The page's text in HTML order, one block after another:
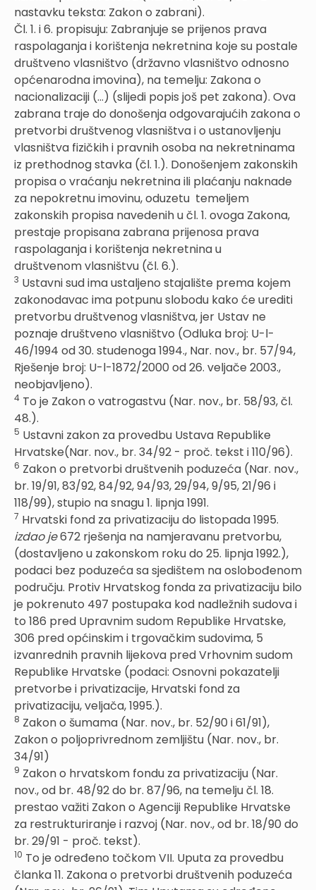
nastavku teksta: Zakon o zabrani).
Čl. 1. i 6. propisuju: Zabranjuje se prijenos prava
raspolaganja i korištenja nekretnina koje su postale
društveno vlasništvo (državno vlasništvo odnosno
općenarodna imovina), na temelju: Zakona o
nacionalizaciji (...) (slijedi popis još pet zakona). Ova
zabrana traje do donošenja odgovarajućih zakona o
pretvorbi društvenog vlasništva i o ustanovljenju
vlasništva fizičkih i pravnih osoba na nekretninama
iz prethodnog stavka (čl. 1.). Donošenjem zakonskih
propisa o vraćanju nekretnina ili plaćanju naknade
za nepokretnu imovinu, oduzetu temeljem
zakonskih propisa navedenih u čl. 1. ovoga Zakona,
prestaje propisana zabrana prijenosa prava
raspolaganja i korištenja nekretnina u
društvenom vlasništvu (čl. 6.).
3 Ustavni sud ima ustaljeno stajalište prema kojem
zakonodavac ima potpunu slobodu kako će urediti
pretvorbu društvenog vlasništva, jer Ustav ne
poznaje društveno vlasništvo (Odluka broj: U-l-
46/1994 od 30. studenoga 1994., Nar. nov., br. 57/94,
Rješenje broj: U-l-1872/2000 od 26. veljače 2003.,
neobjavljeno).
4 To je Zakon o vatrogastvu (Nar. nov., br. 58/93, čl.
48.).
5 Ustavni zakon za provedbu Ustava Republike
Hrvatske(Nar. nov., br. 34/92 - proč. tekst i 110/96).
6 Zakon o pretvorbi društvenih poduzeća (Nar. nov.,
br. 19/91, 83/92, 84/92, 94/93, 29/94, 9/95, 21/96 i
118/99), stupio na snagu 1. lipnja 1991.
7 Hrvatski fond za privatizaciju do listopada 1995.
izdao je672 rješenja na namjeravanu pretvorbu,
(dostavljeno u zakonskom roku do 25. lipnja 1992.),
podaci bez poduzeća sa sjedištem na oslobođenom
području. Protiv Hrvatskog fonda za privatizaciju bilo
je pokrenuto 497 postupaka kod nadležnih sudova i
to 186 pred Upravnim sudom Republike Hrvatske,
306 pred općinskim i trgovačkim sudovima, 5
izvanrednih pravnih lijekova pred Vrhovnim sudom
Republike Hrvatske (podaci: Osnovni pokazatelji
pretvorbe i privatizacije, Hrvatski fond za
privatizaciju, veljača, 1995.).
8 Zakon o šumama (Nar. nov., br. 52/90 i 61/91),
Zakon o poljoprivrednom zemljištu (Nar. nov., br.
34/91)
9 Zakon o hrvatskom fondu za privatizaciju (Nar.
nov., od br. 48/92 do br. 87/96, na temelju čl. 18.
prestao važiti Zakon o Agenciji Republike Hrvatske
za restrukturiranje i razvoj (Nar. nov., od br. 18/90 do
br. 29/91 - proč. tekst).
10 To je određeno točkom VII. Uputa za provedbu
članka 11. Zakona o pretvorbi društvenih poduzeća